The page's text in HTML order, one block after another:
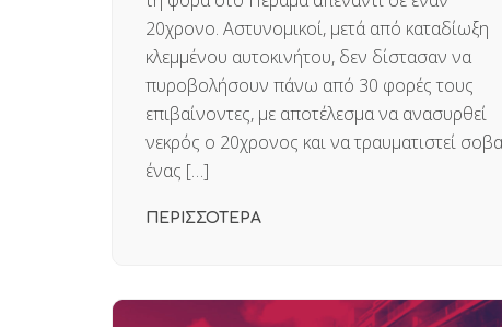
20χρονο. Αστυνομικοί, μετά από καταδίωξη
κλεμμένου αυτοκινήτου, δεν δίστασαν να
πυροβολήσουν πάνω από 30 φορές τους
επιβαίνοντες, με αποτέλεσμα να ανασυρθεί
νεκρός ο 20χρονος και να τραυματιστεί
ένας […]
ΠΕΡΙΣΣΟΤΕΡΑ